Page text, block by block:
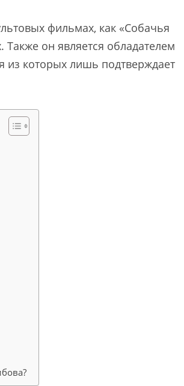
фильмах, как «Собачья
он является обладателем
из которых лишь подтверждает